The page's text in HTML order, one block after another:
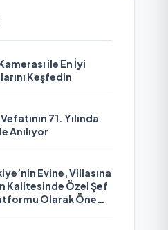
ile En İyi
Keşfedin
71. Yılında
Anılıyor
Evine, Villasına
Kalitesinde Özel Şef
Olarak Öne